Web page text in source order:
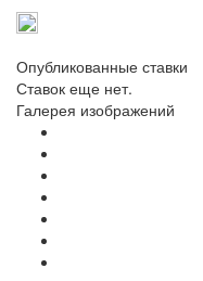
Опубликованные ставки
Ставок еще нет.
Галерея изображений